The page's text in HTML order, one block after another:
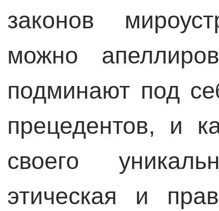
законов
можно
подминают под
прецедентов, и
своего
этическая и